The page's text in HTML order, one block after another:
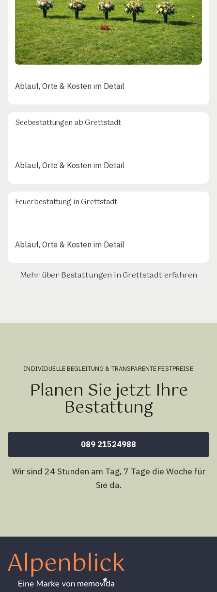
Ablauf, Orte & Kosten im Detail
Seebestattungen ab Grettstadt
Ablauf, Orte & Kosten im Detail
Feuerbestattung in Grettstadt
Ablauf, Orte & Kosten im Detail
Mehr über Bestattungen in Grettstadt erfahren
INDIVIDUELLE BEGLEITUNG & TRANSPARENTE FESTPREISE
Planen Sie jetzt Ihre
Bestattung
089 21524988
Wir sind 24 Stunden am Tag, 7 Tage die Woche für
Sie da.